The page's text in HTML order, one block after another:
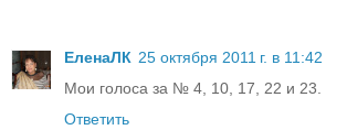
ЕленаЛК 25 октября 2011 г. в 11:42
Мои голоса за № 4, 10, 17, 22 и 23.
Ответить